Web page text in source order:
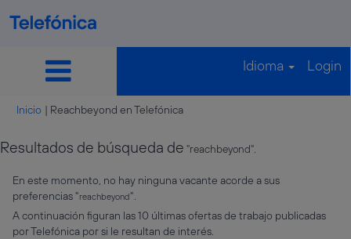
Idioma Login
Inicio | Reachbeyond en Telefónica(página
Resultados de búsqueda de "reachbeyond".
En este momento, no hay ninguna vacante acorde a sus
preferencias "reachbeyond".
A continuación figuran las 10 últimas ofertas de trabajo publicadas
por Telefónica por si le resultan de interés.